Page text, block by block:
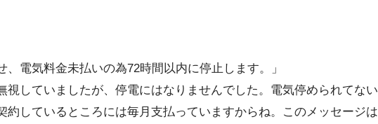
、電気料金未払いの為72時間以内に停止します。」
視していましたが、停電にはなりませんでした。電気停められてない
約しているところには毎月支払っていますからね。このメッセージは